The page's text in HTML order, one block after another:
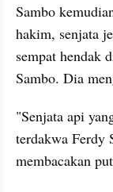
Sambo
hakim, senjata
sempat hendak
Sambo. Dia
"Senjata api
terdakwa Ferdy
membacakan